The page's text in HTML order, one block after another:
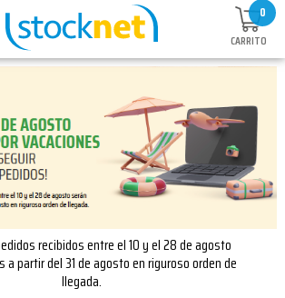
0
CARRITO
recibidos entre el 10 y el 28 de agosto
a partir del 31 de agosto en riguroso orden de
llegada.